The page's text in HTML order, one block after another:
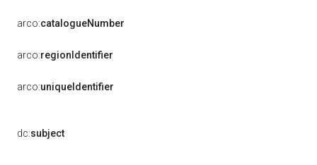
arco:catalogueNumber
arco:regionIdentifier
arco:uniqueIdentifier
dc:subject